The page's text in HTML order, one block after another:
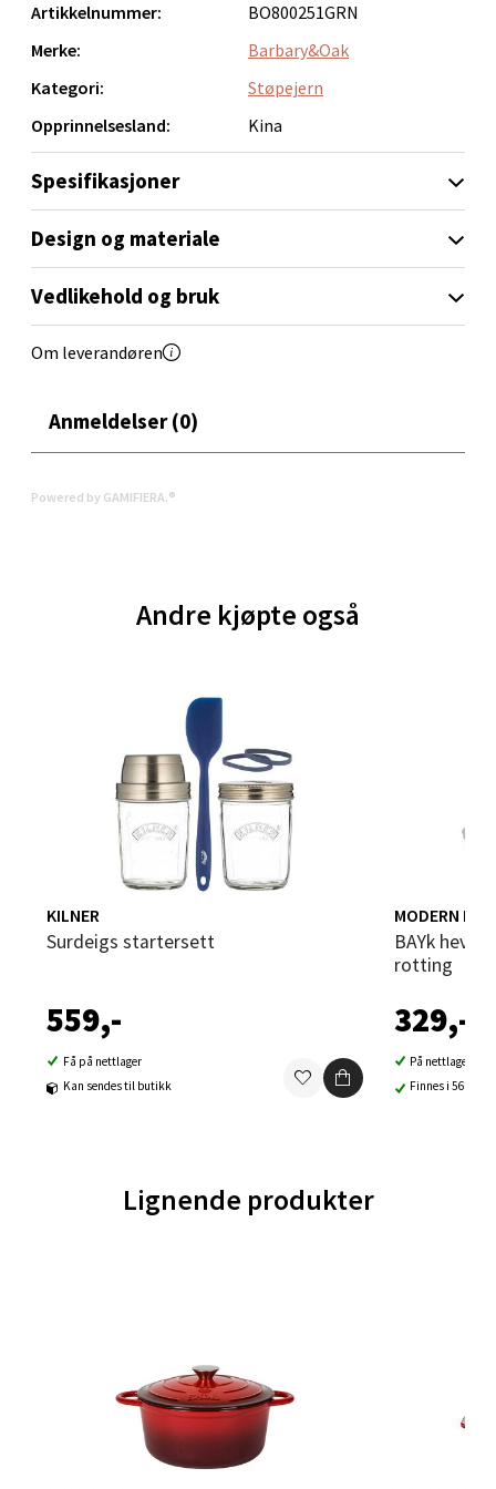
Artikkelnummer:
BO800251GRN
Merke:
Barbary&Oak
Kategori:
Støpejern
Opprinnelsesland:
Kina
Spesifikasjoner
Design og materiale
Vedlikehold og bruk
Om leverandøren
Anmeldelser (0)
Powered by GAMIFIERA.®
Andre kjøpte også
KILNER
Surdeigs startersett
559,-
Få på nettlager
Kan sendes til butikk
MODERN
bAYk hevekurv oval 25x15x8 cm
rotting
329,-
På nettlager
Finnes i 56
Lignende produkter
Orkanger - Thon Senter Orkanger
Thon Senter Orkanger, Orkdalsveien 113, 7300
Orkanger
Åpent i dag 09-20
0 i butikk
Velg
Sandvika - Thon Senter Sandvika
Brodtkorbsgate 7, 1338 Sandvika
Åpent i dag 10-21
Bergen - Thon Senter Sartor
Sartorvegen 12, 5353 Straume
Åpent i dag 10-21
0 i butikk
Trondheim - Sirkus Shopping
Falkenborgveien 5, 7044 Trondheim
Åpent i dag 09-21
0 i butikk